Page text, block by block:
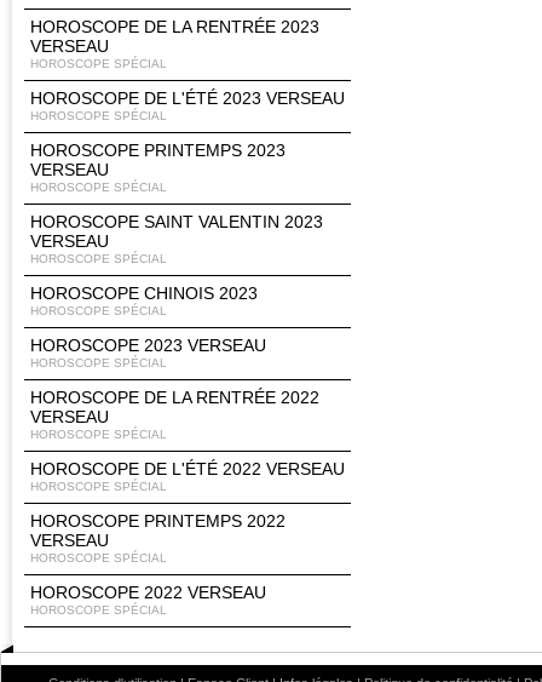
HOROSCOPE DE LA RENTRÉE 2023
VERSEAU
HOROSCOPE SPÉCIAL
HOROSCOPE DE L'ÉTÉ 2023 VERSEAU
HOROSCOPE SPÉCIAL
HOROSCOPE PRINTEMPS 2023
VERSEAU
HOROSCOPE SPÉCIAL
HOROSCOPE SAINT VALENTIN 2023
VERSEAU
HOROSCOPE SPÉCIAL
HOROSCOPE CHINOIS 2023
HOROSCOPE SPÉCIAL
HOROSCOPE 2023 VERSEAU
HOROSCOPE SPÉCIAL
HOROSCOPE DE LA RENTRÉE 2022
VERSEAU
HOROSCOPE SPÉCIAL
HOROSCOPE DE L'ÉTÉ 2022 VERSEAU
HOROSCOPE SPÉCIAL
HOROSCOPE PRINTEMPS 2022
VERSEAU
HOROSCOPE SPÉCIAL
HOROSCOPE 2022 VERSEAU
HOROSCOPE SPÉCIAL